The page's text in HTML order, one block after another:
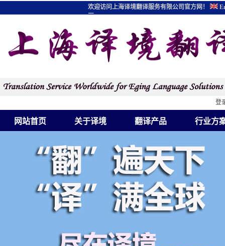
网站首页 关于译境 翻译产品 行业方
登
欢迎访问上海译境翻译服务有限公司官方网！
图